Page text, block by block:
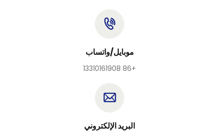
موبايل/واتساب
+86 13310161908
البريد الإلكتروني